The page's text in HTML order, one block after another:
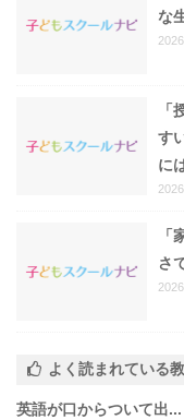
な
す
に
さ
よく読まれている
英語が口からついて出...